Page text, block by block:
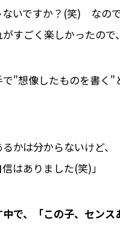
いですか？(笑) なの
すごく楽しかったの
で"想像したものを書
るかは分からないけど
はありました(笑)」
中で、「この子、セン